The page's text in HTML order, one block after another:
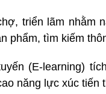
triển lãm nhằm
phẩm, tìm kiếm
(E-learning)
năng lực xúc tiến